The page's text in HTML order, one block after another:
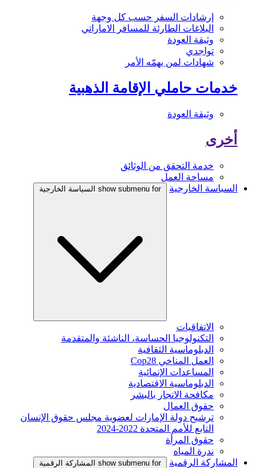
إرشادات السفر حسب كل وجهة
البلاغات الطارئة للمسافر الاماراتي
وثيقة العودة
تواجدي
شهادات لمن يهمّه الأمر
خدمات حاملي الإقامة الذهبية
وثيقة العودة
أخرى
خدمة التحقق من الوثائق
مساحة العمل
السياسة الخارجية
show submenu for السياسة الخارجية
الاتفاقيات
التكنولوجيا الحساسة، الناشئة والمتقدمة
الدبلوماسية الثقافية
العمل المناخي Cop28
المساعدات الإنمائية
الدبلوماسية الاقتصادية
مكافحة الاتجار بالبشر
حقوق العمال
ترشيح دولة الإمارات لعضوية مجلس حقوق الإنسان
التابع للأمم المتحدة 2022-2024
حقوق المرأة
ندرة المياه
المشاركة الرقمية
show submenu for المشاركة الرقمية